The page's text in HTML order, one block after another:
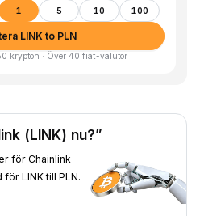
1 5 10 100
LINK to PLN
krypton · Över 40 fiat-valutor
(LINK) nu?”
för Chainlink
LINK till PLN.